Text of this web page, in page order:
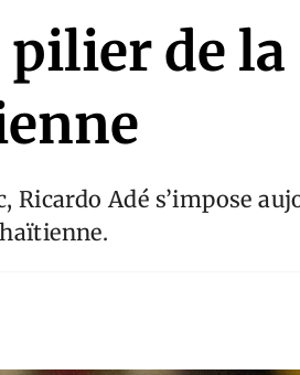
pilier de la
Ricardo Adé s’impose